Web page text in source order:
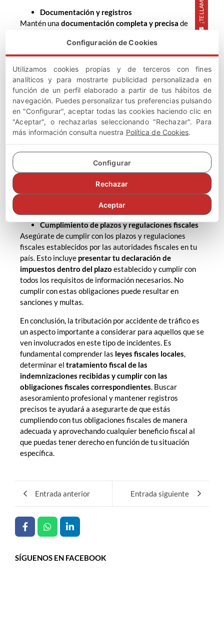
Documentación y registros
Mantén una documentación completa y precisa de
tráfico y las indemnizaciones recibidas. Esto incluye
copias de los informes policiales, documentación legal,
contratos de indemnización y registros de gastos
relacionados. Estos documentos serán fundamentales al
completar tu declaración de impuestos y para respaldar
cualquier reclamación o deducción que realices.
Consulta con un asesor fiscal
Dada la complejidad de la tributación por accidente de
un profesional de impuestos o un asesor fiscal
. Ellos podrán brindarte orientación
específica en función de tu situación individual y
ayudarte a comprender tus obligaciones fiscales, así
como a identificar las posibles deducciones y beneficios
fiscales a los que puedas tener derecho.
Cumplimiento de plazos y regulaciones fiscales
Asegúrate de cumplir con los plazos y regulaciones
fiscales establecidos por las autoridades fiscales en tu
país. Esto incluye presentar tu declaración de
impuestos dentro del plazo establecido y cumplir con
todos los requisitos de información necesarios. No
cumplir con estas obligaciones puede resultar en
sanciones y multas.
En conclusión, la tributación por accidente de tráfico es
un aspecto importante a considerar para aquellos que se
ven involucrados en este tipo de incidentes. Es
fundamental comprender las leyes fiscales locales,
determinar el tratamiento fiscal de las
indemnizaciones recibidas y cumplir con las
obligaciones fiscales correspondientes. Buscar
asesoramiento profesional y mantener registros
precisos te ayudará a asegurarte de que estás
cumpliendo con tus obligaciones fiscales de manera
adecuada y aprovechando cualquier beneficio fiscal al
que puedas tener derecho en función de tu situación
específica.
Entrada anterior Entrada siguiente
SÍGUENOS EN FACEBOOK
Configuración de Cookies
Utilizamos cookies propias y de terceros con fines
analíticos y para mostrarte publicidad personalizada en
función de un perfil elaborado a partir de tus hábitos de
navegación. Puedes personalizar tus preferencias pulsando
en "Configurar", aceptar todas las cookies haciendo clic en
"Aceptar", o rechazarlas seleccionando "Rechazar". Para
más información consulta nuestra Política de Cookies.
Configurar
Rechazar
Aceptar